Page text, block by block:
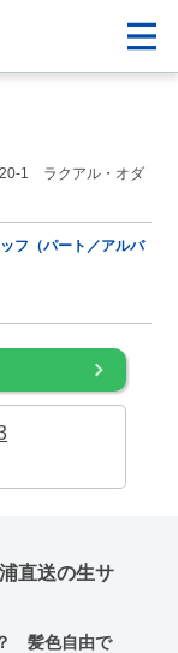
20-1 ラクアル・オダ
フ（パート／アルバ
直送の生サ
髪色自由で